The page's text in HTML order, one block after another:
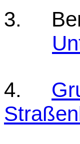
3.
4.